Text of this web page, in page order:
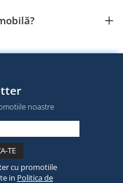
noastre
cu promotiile
in Politica de